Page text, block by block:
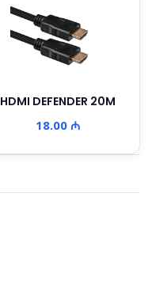
HDMI DEFENDER 20M
18.00 ₼